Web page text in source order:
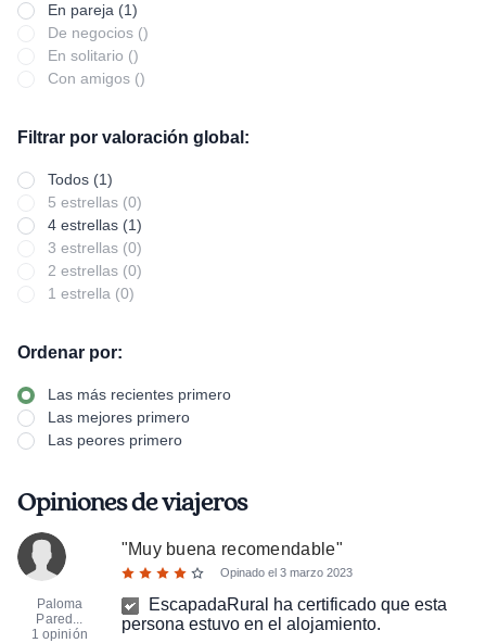
En pareja (1)
De negocios ()
En solitario ()
Con amigos ()
Filtrar por valoración global:
Todos (1)
5 estrellas (0)
4 estrellas (1)
3 estrellas (0)
2 estrellas (0)
1 estrella (0)
Ordenar por:
Las más recientes primero
Las mejores primero
Las peores primero
Opiniones de viajeros
Paloma
Pared...
1 opinión
"Muy buena recomendable"
Opinado el 3 marzo 2023
EscapadaRural ha certificado que esta
persona estuvo en el alojamiento.